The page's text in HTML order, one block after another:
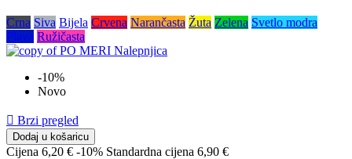
Crna Siva Bijela Crvena Narančasta Žuta Zelena Svetlo modra
Plava Ružičasta
-10%
Novo
 Brzi pregled
Dodaj u košaricu
Cijena 6,20 € -10% Standardna cijena 6,90 €